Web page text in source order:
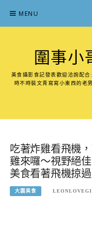
content
MENU
圍事小
美食攝影食記發表歡迎洽詢配
時不時裝文青寫寫小東西的老
吃著炸雞看飛機
雞來囉～視野絕
美食看著飛機掠
大園美食